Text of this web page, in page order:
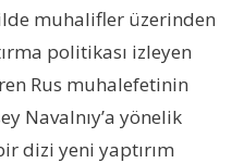
muhalifler üzerinden
politikası izleyen
Rus muhalefetinin
Navalnıy’a yönelik
dizi yeni yaptırım